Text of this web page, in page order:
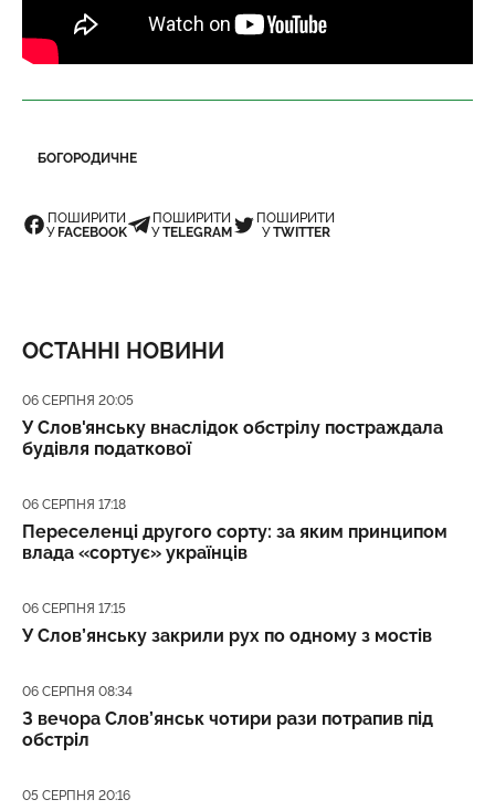
БОГОРОДИЧНЕ
ПОШИРИТИ
УFACEBOOK
ПОШИРИТИ
УTELEGRAM
ПОШИРИТИ
УTWITTER
ОСТАННІ НОВИНИ
Дата публікації
06 СЕРПНЯ 20:05
У Слов'янську внаслідок обстрілу постраждала
будівля податкової
Дата публікації
06 СЕРПНЯ 17:18
Переселенці другого сорту: за яким принципом
влада «сортує» українців
Дата публікації
06 СЕРПНЯ 17:15
У Слов’янську закрили рух по одному з мостів
Дата публікації
06 СЕРПНЯ 08:34
З вечора Слов’янськ чотири рази потрапив під
обстріл
Дата публікації
05 СЕРПНЯ 20:16